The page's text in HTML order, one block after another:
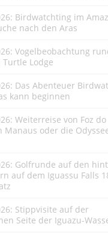
Birdwatchting im
nach den Aras
Vogelbeobachtung
Turtle Lodge
Das Abenteuer
kann beginnen
Weiterreise von Foz do
Manaus oder die
Golfrunde auf den
auf dem Iguassu Falls
Stippvisite auf der
Seite der Iguazu-